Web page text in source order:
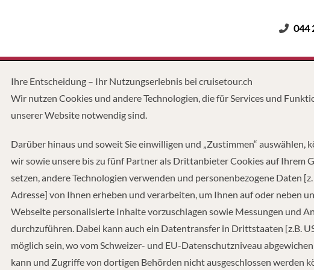
044
Erwachsene Kinder
BESATZUNG
35
LÄNGE
360 FUSS
Ihre Entscheidung – Ihr Nutzungserlebnis bei cruisetour.ch
Wir nutzen Cookies und andere Technologien, die für Services und
unserer Website notwendig sind.
Darüber hinaus und soweit Sie einwilligen und „Zustimmen“ auswählen,
wir sowie unsere bis zu fünf Partner als Drittanbieter Cookies auf Ihrem
setzen, andere Technologien verwenden und personenbezogene Daten [z.
Adresse] von Ihnen erheben und verarbeiten, um Ihnen auf oder neben
Webseite personalisierte Inhalte vorzuschlagen sowie Messungen und
durchzuführen. Dabei kann auch ein Datentransfer in Drittstaaten [z.B.
möglich sein, wo vom Schweizer- und EU-Datenschutzniveau
kann und Zugriffe von dortigen Behörden nicht ausgeschlossen werden